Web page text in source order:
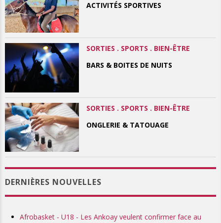
ACTIVITÉS SPORTIVES
SORTIES . SPORTS . BIEN-ÊTRE
BARS & BOITES DE NUITS
SORTIES . SPORTS . BIEN-ÊTRE
ONGLERIE & TATOUAGE
DERNIÈRES NOUVELLES
Afrobasket - U18 - Les Ankoay veulent confirmer face au